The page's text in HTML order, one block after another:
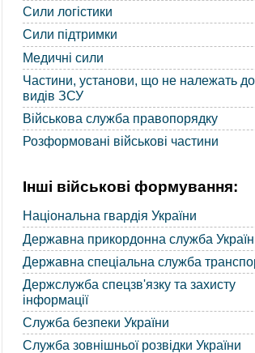
Сили логістики
Сили підтримки
Медичні сили
Частини, установи, що не належать до
видів ЗСУ
Військова служба правопорядку
Розформовані військові частини
Інші військові формування:
Національна гвардія України
Державна прикордонна служба
Державна спеціальна служба
Держслужба спецзв'язку та захисту
інформації
Служба безпеки України
Служба зовнішньої розвідки України